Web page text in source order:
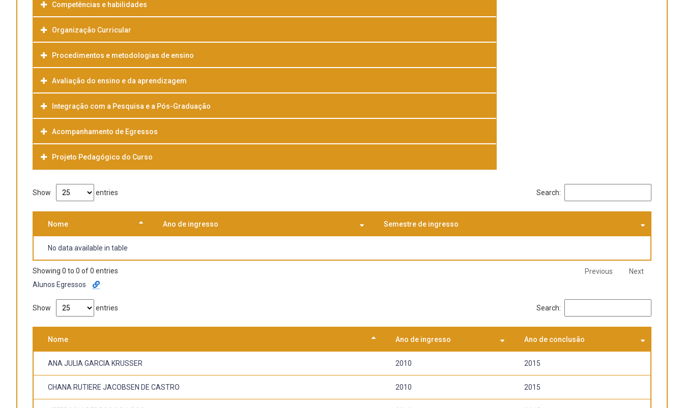
Competências e habilidades
Organização Curricular
Procedimentos e metodologias de ensino
Avaliação do ensino e da aprendizagem
Integração com a Pesquisa e a Pós-Graduação
Acompanhamento de Egressos
Projeto Pedagógico do Curso
Baixar
Show entries Search:
Nome Ano de ingresso Semestre de ingresso
No data available in table
Showing 0 to 0 of 0 entries Previous
Next
Alunos Egressos
Show entries Search:
Nome Ano de ingresso Ano de conclusão
ANA JULIA GARCIA KRUSSER 2010 2015
CHANA RUTIERE JACOBSEN DE CASTRO 2010 2015